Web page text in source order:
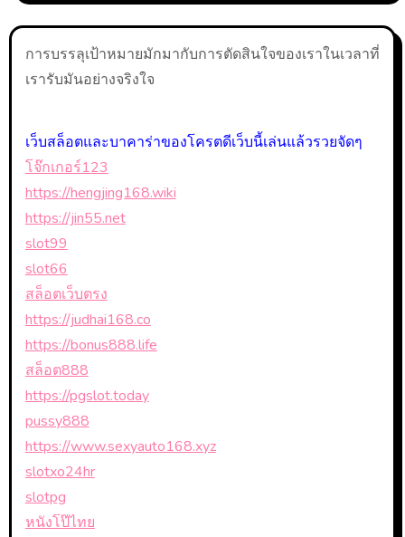
การบรรลุเป้าหมายมักมากับการตัดสินใจของเราในเวลาที่
เรารับมันอย่างจริงใจ
เว็บสล็อตและบาคาร่าของโครตดีเว็บนี้เล่นแล้วรวยจัดๆ
โจ๊กเกอร์123
https://hengjing168.wiki
https://jin55.net
slot99
slot66
สล็อตเว็บตรง
https://judhai168.co
https://bonus888.life
สล็อต888
https://pgslot.today
pussy888
https://www.sexyauto168.xyz
slotxo24hr
slotpg
หนังโป๊ไทย